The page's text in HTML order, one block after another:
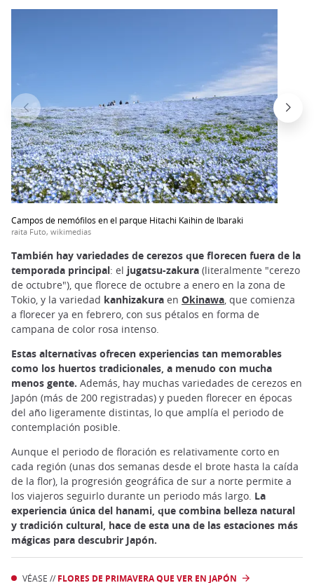
Campos de nemófilos en el parque Hitachi Kaihin de Ibaraki
raita Futo, wikimedias
También hay variedades de cerezos que florecen fuera de la
temporada principal: el jugatsu-zakura (literalmente "cerezo
de octubre"), que florece de octubre a enero en la zona de
Tokio, y la variedad kanhizakura en Okinawa, que comienza
a florecer ya en febrero, con sus pétalos en forma de
campana de color rosa intenso.
Estas alternativas ofrecen experiencias tan memorables
como los huertos tradicionales, a menudo con mucha
menos gente. Además, hay muchas variedades de cerezos en
Japón (más de 200 registradas) y pueden florecer en épocas
del año ligeramente distintas, lo que amplía el periodo de
contemplación posible.
Aunque el periodo de floración es relativamente corto en
cada región (unas dos semanas desde el brote hasta la caída
de la flor), la progresión geográfica de sur a norte permite a
los viajeros seguirlo durante un periodo más largo. La
experiencia única del hanami, que combina belleza natural
y tradición cultural, hace de esta una de las estaciones más
mágicas para descubrir Japón.
VÉASE // FLORES DE PRIMAVERA QUE VER EN JAPÓN